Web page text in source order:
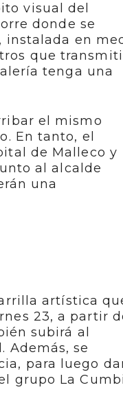
visual del
donde se
instalada en
que
tenga una
el mismo
En tanto, el
de Malleco y
al alcalde
una
artística
23, a partir
subirá al
Además, se
para luego
grupo La